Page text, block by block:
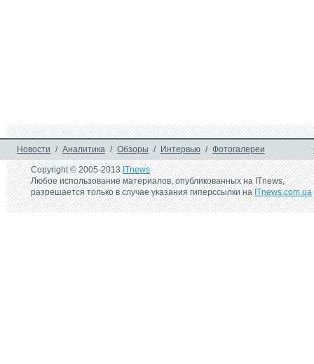
Новости / Аналитика / Обзоры / Интервью / Фотогалереи
Copyright © 2005-2013ITnews
Любое использование материалов, опубликованных на ITnews,
разрешается только в случае указания гиперссылки наITnews.com.ua